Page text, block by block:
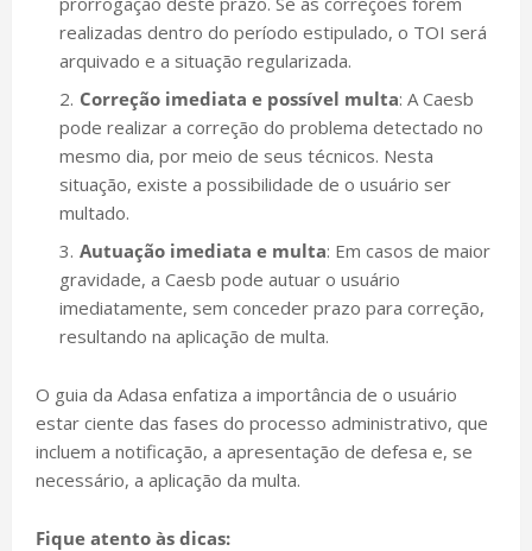
realizadas dentro do período estipulado, o TOI será
arquivado e a situação regularizada.
Correção imediata e possível multa: A Caesb
pode realizar a correção do problema detectado no
mesmo dia, por meio de seus técnicos. Nesta
situação, existe a possibilidade de o usuário ser
multado.
Autuação imediata e multa: Em casos de maior
gravidade, a Caesb pode autuar o usuário
imediatamente, sem conceder prazo para correção,
resultando na aplicação de multa.
O guia da Adasa enfatiza a importância de o usuário
estar ciente das fases do processo administrativo, que
incluem a notificação, a apresentação de defesa e, se
necessário, a aplicação da multa.
Fique atento às dicas: